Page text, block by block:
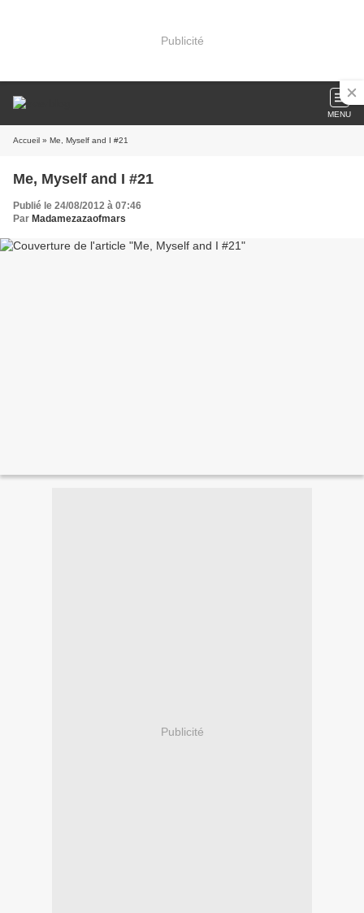
Publicité
MENU
Accueil » Me, Myself and I #21
Me, Myself and I #21
Publié le 24/08/2012 à 07:46
Par Madamezazaofmars
Publicité